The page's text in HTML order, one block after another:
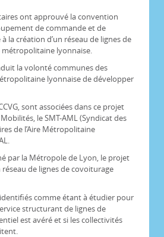
ont approuvé la convention
de commande et de
la création d’un réseau de lignes de
métropolitaine lyonnaise.
la volonté communes des
lyonnaise de développer
sont associées dans ce projet
le SMT-AML (Syndicat des
de l’Aire Métropolitaine
par la Métropole de Lyon, le projet
de lignes de covoiturage
comme étant à étudier pour
structurant de lignes de
est avéré et si les collectivités